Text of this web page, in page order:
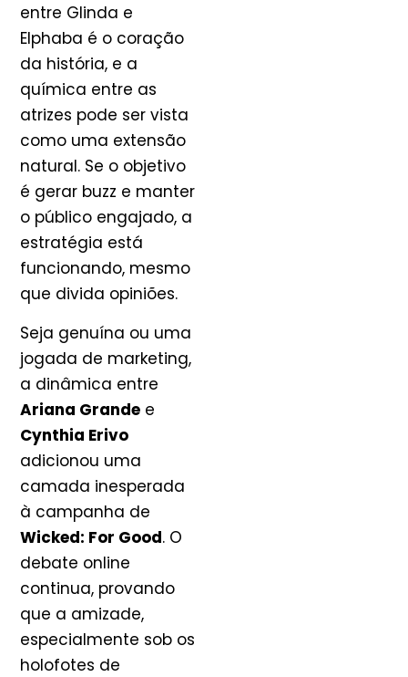
entre Glinda e
Elphaba é o coração
da história, e a
química entre as
atrizes pode ser vista
como uma extensão
natural. Se o objetivo
é gerar buzz e manter
o público engajado, a
estratégia está
funcionando, mesmo
que divida opiniões.
Seja genuína ou uma
jogada de marketing,
a dinâmica entre
Ariana Grande e
Cynthia Erivo
adicionou uma
camada inesperada
à campanha de
Wicked: For Good. O
debate online
continua, provando
que a amizade,
especialmente sob os
holofotes de